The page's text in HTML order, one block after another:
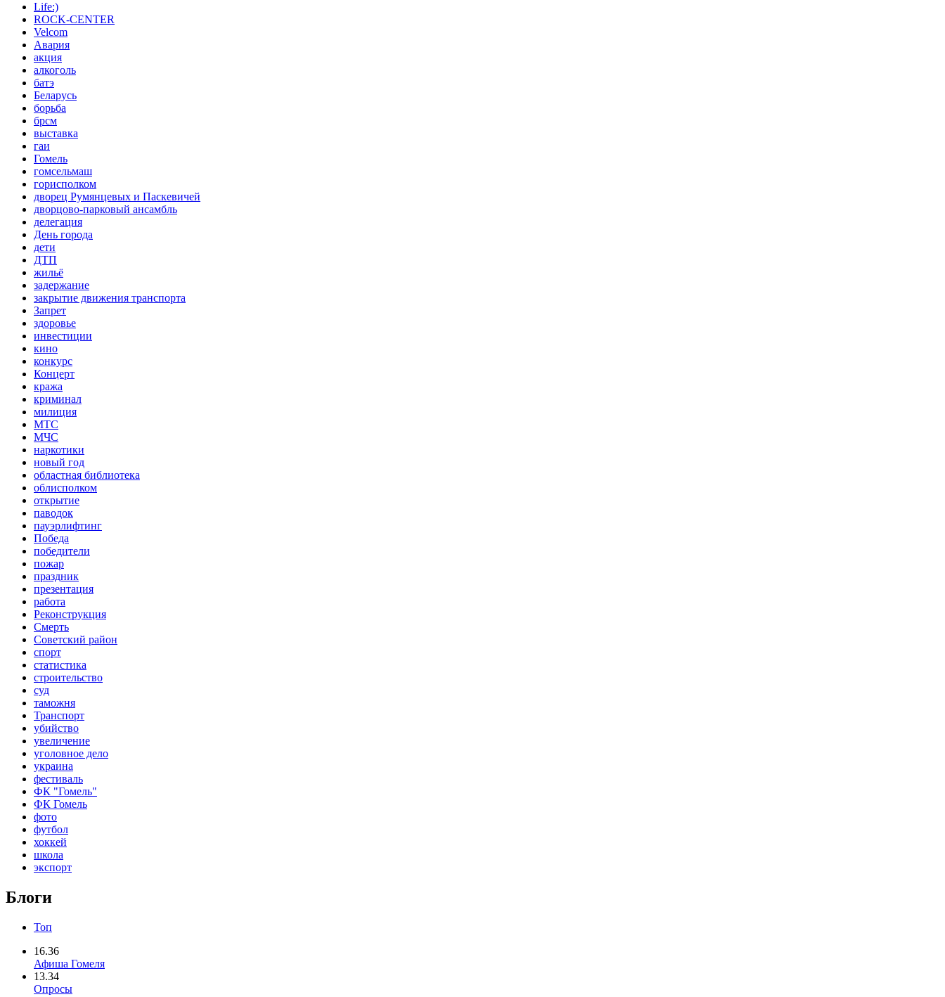
Life:)
ROCK-CENTER
Velcom
Авария
акция
алкоголь
батэ
Беларусь
борьба
брсм
выставка
гаи
Гомель
гомсельмаш
горисполком
дворец Румянцевых и Паскевичей
дворцово-парковый ансамбль
делегация
День города
дети
ДТП
жильё
задержание
закрытие движения транспорта
Запрет
здоровье
инвестиции
кино
конкурс
Концерт
кража
криминал
милиция
МТС
МЧС
наркотики
новый год
областная библиотека
облисполком
открытие
паводок
пауэрлифтинг
Победа
победители
пожар
праздник
презентация
работа
Реконструкция
Смерть
Советский район
спорт
статистика
строительство
суд
таможня
Транспорт
убийство
увеличение
уголовное дело
украина
фестиваль
ФК "Гомель"
ФК Гомель
фото
футбол
хоккей
школа
экспорт
Блоги
Топ
16.36
Афиша Гомеля
13.34
Опросы